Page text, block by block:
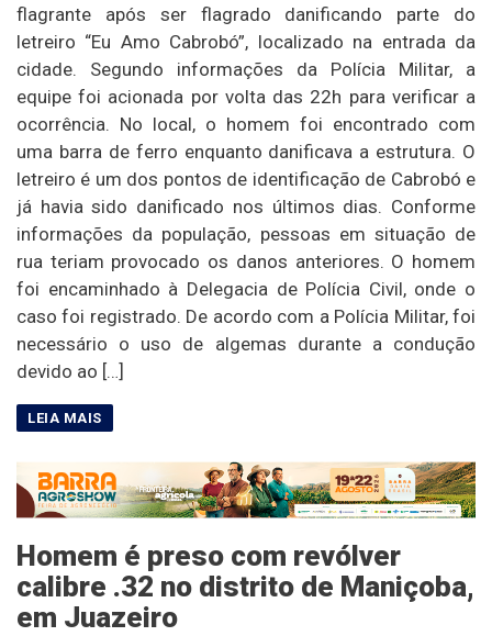
flagrante após ser flagrado danificando parte do
letreiro “Eu Amo Cabrobó”, localizado na entrada da
cidade. Segundo informações da Polícia Militar, a
equipe foi acionada por volta das 22h para verificar a
ocorrência. No local, o homem foi encontrado com
uma barra de ferro enquanto danificava a estrutura. O
letreiro é um dos pontos de identificação de Cabrobó e
já havia sido danificado nos últimos dias. Conforme
informações da população, pessoas em situação de
rua teriam provocado os danos anteriores. O homem
foi encaminhado à Delegacia de Polícia Civil, onde o
caso foi registrado. De acordo com a Polícia Militar, foi
necessário o uso de algemas durante a condução
devido ao […]
Homem é preso com revólver
calibre .32 no distrito de Maniçoba,
em Juazeiro